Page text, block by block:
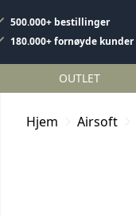
500.000+ bestillinger
180.000+ fornøyde kunder
OUTLET
Hjem Airsoft